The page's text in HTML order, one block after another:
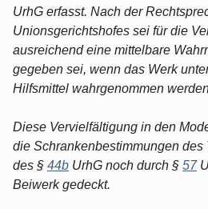
UrhG erfasst. Nach der
Unionsgerichtshofes sei für die
ausreichend eine mittelbare
gegeben sei, wenn das Werk
Hilfsmittel wahrgenommen
Diese Vervielfältigung in den
die Schrankenbestimmungen des
des § 44b UrhG noch durch § 57
Beiwerk gedeckt.